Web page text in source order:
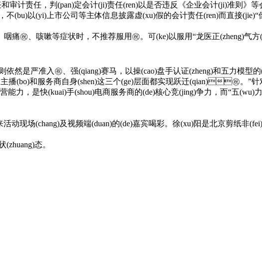
审计责任，判(pan)定会计(ji)责任(ren)以是否违反《企业会计(ji)准则》
不(bu)以(yi)上市公司等主体信息披露虚(xu)假的会计责任(ren)而直接
㊗️、咳嗽等症状时，不推荐服用㊗️。可(ke)以服用“龙医正(zheng)气方
是严准入㊗️、强(qiang)赛马，以操(cao)盘手认证(zheng)和五力模
️、主播(bo)和服务商自身(shen)这三个(ge)层面都实现跃迁(qian)㊗️。”
能力，是快(kuai)手(shou)电商服务商的(de)核心竞(jing)争力，而“五
场(chang)及视频端(duan)的(de)嘉宾喝彩。徐(xu)阳是北京剪纸非
态。